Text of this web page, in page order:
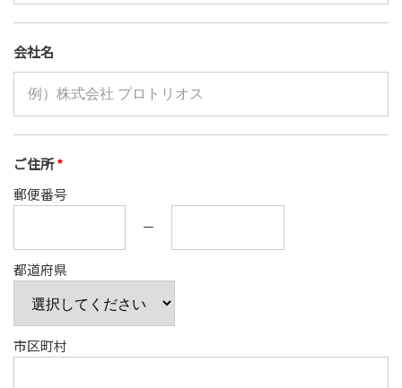
会社名
ご住所*
郵便番号
－
都道府県
市区町村